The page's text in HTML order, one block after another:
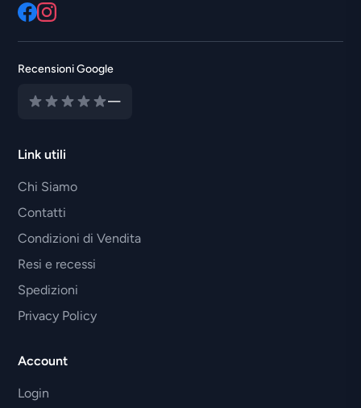
Recensioni Google
—
Link utili
Chi Siamo
Contatti
Condizioni di Vendita
Resi e recessi
Spedizioni
Privacy Policy
Account
Login